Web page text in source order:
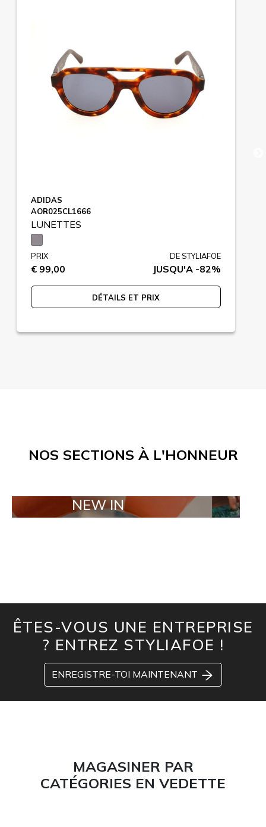
ADIDAS
AOR025CL1666
LUNETTES
PRIX
€ 99,00
DE STYLIAFOE
JUSQU'A -82%
DÉTAILS ET PRIX
NOS SECTIONS À L'HONNEUR
NEW IN TAILOR
ÊTES-VOUS UNE ENTREPRISE
? ENTREZ STYLIAFOE !
ENREGISTRE-TOI MAINTENANT
MAGASINER PAR
CATÉGORIES EN VEDETTE